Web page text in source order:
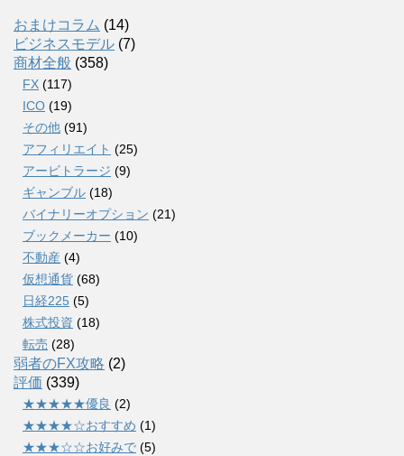
おまけコラム (14)
ビジネスモデル (7)
商材全般 (358)
FX (117)
ICO (19)
その他 (91)
アフィリエイト (25)
アービトラージ (9)
ギャンブル (18)
バイナリーオプション (21)
ブックメーカー (10)
不動産 (4)
仮想通貨 (68)
日経225 (5)
株式投資 (18)
転売 (28)
弱者のFX攻略 (2)
評価 (339)
★★★★★優良 (2)
★★★★☆おすすめ (1)
★★★☆☆お好みで (5)